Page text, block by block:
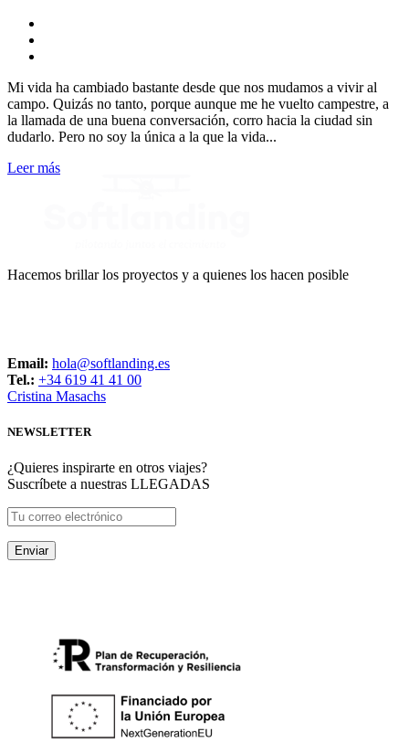
Mi vida ha cambiado bastante desde que nos mudamos a vivir al
campo. Quizás no tanto, porque aunque me he vuelto campestre, a
la llamada de una buena conversación, corro hacia la ciudad sin
dudarlo. Pero no soy la única a la que la vida...
Leer más
Hacemos brillar los proyectos y a quienes los hacen posible
Email: hola@softlanding.es
Tel.: +34 619 41 41 00
Cristina Masachs
NEWSLETTER
¿Quieres inspirarte en otros viajes?
Suscríbete a nuestras LLEGADAS